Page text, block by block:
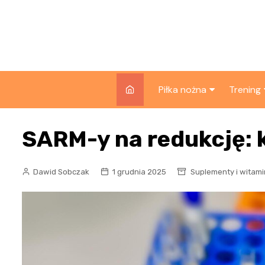
Piłka nożna
Składy i zawodnicy
Reprezentacje
Rozgrywki
Trening
siłowe
SARM-y na redukcję:
Dawid Sobczak 1 grudnia 2025 Suplementy i